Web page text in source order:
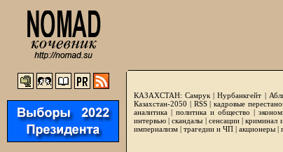
КАЗАХСТАН: Самрук |Нурбанкгейт |
Казахстан-2050 | RSS|кадровые
аналитика | политика и общество |
интервью |скандалы | сенсации|криминал
империализм | трагедии и ЧП | акционеры |